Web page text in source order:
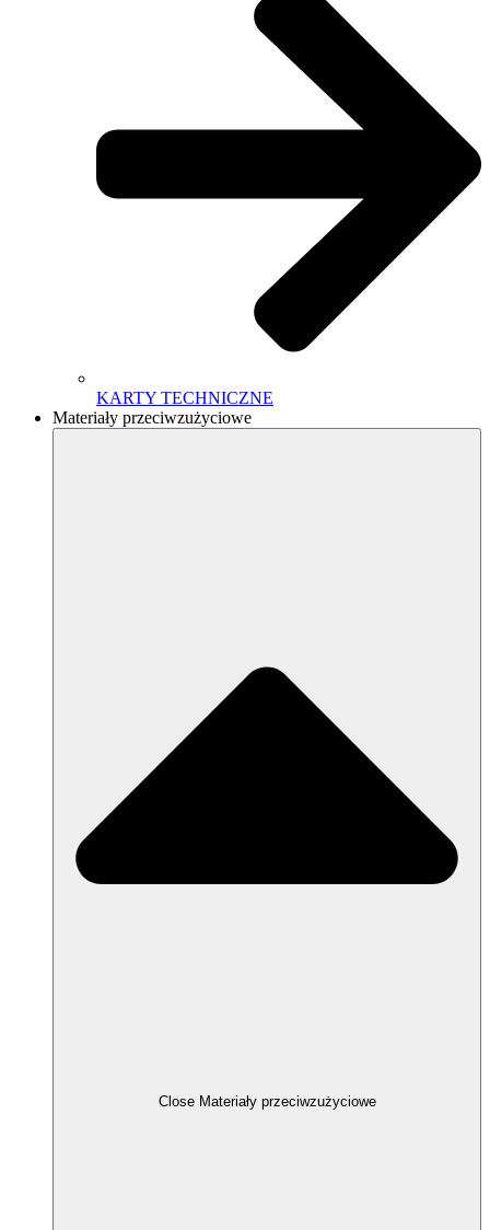
KARTY TECHNICZNE
Materiały przeciwzużyciowe
Close Materiały przeciwzużyciowe